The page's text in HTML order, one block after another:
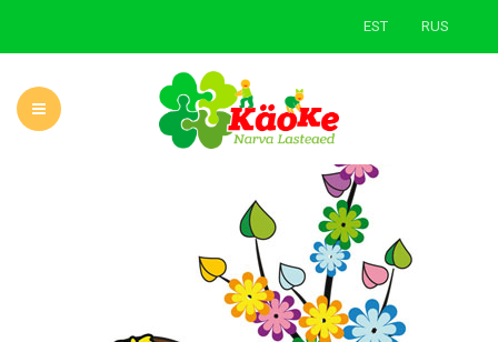
EST RUS
О САДЕ НОВОСТИ
УЧЕБНАЯ ДЕЯТЕЛЬНОСТЬ РОДИТЕЛЯМ